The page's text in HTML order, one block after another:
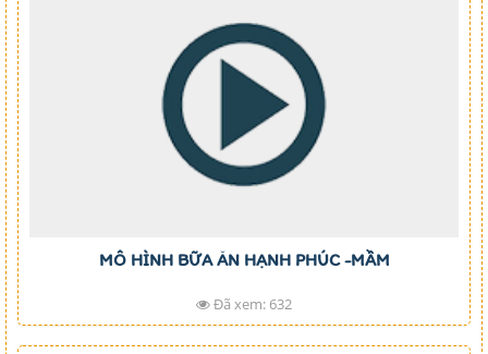
MÔ HÌNH BỮA ĂN HẠNH PHÚC -MẦM
Đã xem: 632